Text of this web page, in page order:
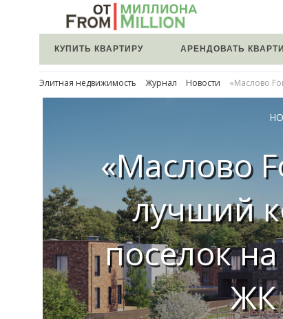
КУПИТЬ КВАРТИРУ АРЕНДОВАТЬ
Элитная недвижимость Журнал Новости «Маслово
«Маслово
лучший
поселок
ЖК